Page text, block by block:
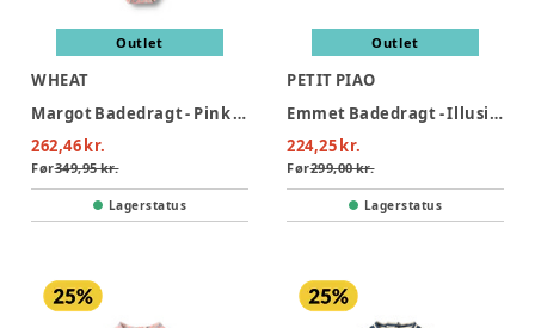
Outlet
WHEAT
Margot Badedragt - Pink Heart Flowers
262,46 kr.
Før349,95 kr.
Lagerstatus
Outlet
PETIT PIAO
Emmet Badedragt - Illusion Blue Boat AOP
224,25 kr.
Før299,00 kr.
Lagerstatus